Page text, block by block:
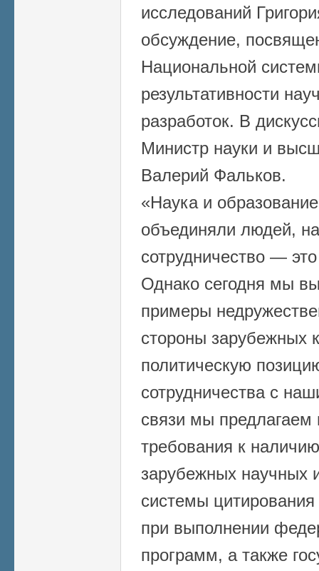
исследований
обсуждение,
Национальной
результативности
разработок. В
Министр науки и
Валерий Фальков.
«Наука и
объединяли людей,
сотрудничество —
Однако сегодня мы
примеры
стороны зарубежных
политическую
сотрудничества с
связи мы предлагаем
требования к
зарубежных научных
системы
при выполнении
программ, а также